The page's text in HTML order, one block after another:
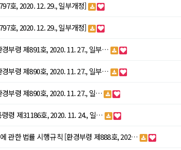
호, 2020. 12. 29., 일부개정]
호, 2020. 12. 29., 일부개정]
부령 제891호, 2020. 11. 27., 일부…
부령 제890호, 2020. 11. 27., 일부…
부령 제890호, 2020. 11. 27., 일…
령 제31186호, 2020. 11. 24., 일…
관한 법률 시행규칙 [환경부령 제888호, 202…